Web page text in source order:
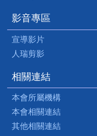
影音專區
宣導影片
人瑞剪影
相關連結
本會所屬機構
本會相關連結
其他相關連結